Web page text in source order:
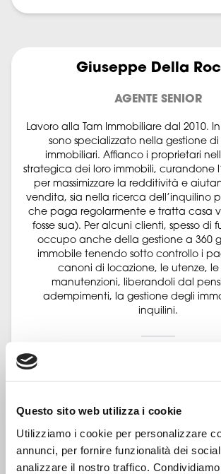
Questo sito web utilizza i cookie
Utilizziamo i cookie per personalizzare
annunci, per fornire funzionalità dei
analizzare il nostro traffico.
Giuseppe Della
AGENTE SENIOR
Lavoro alla Tam Immobiliare dal 2010.
sono specializzato nella gestione
immobiliari. Affianco i proprietari
strategica dei loro immobili, curandone
per massimizzare la redditività e
vendita, sia nella ricerca dell’inquilino
che paga regolarmente e tratta casa
fosse sua). Per alcuni clienti, spesso di
occupo anche della gestione a 360
immobile tenendo sotto controllo i
canoni di locazione, le utenze,
manutenzioni, liberandoli dal
adempimenti, la gestione degli
inquilini.
Scopri le recensioni